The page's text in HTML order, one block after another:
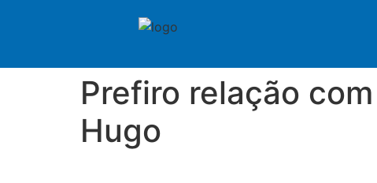
Prefiro relação
Hugo